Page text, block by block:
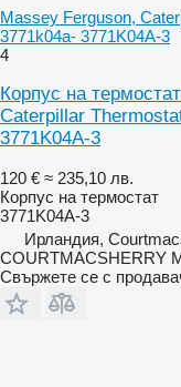
Massey Ferguson,
3771k04a- 3771K04A-3
4
Корпус на
Caterpillar
3771K04A-3
120 € ≈ 235,10 лв.
Корпус на термостат
3771K04A-3
Ирландия,
COURTMACSHERRY
Свържете се с